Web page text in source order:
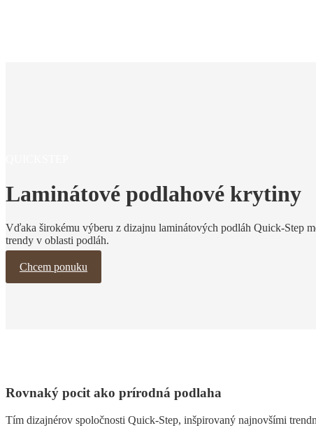
Laminátové podlahové krytiny
Vďaka širokému výberu z dizajnu laminátových podláh Quick-Step
trendy v oblasti podláh.
Chcem ponuku
Rovnaký pocit ako prírodná podlaha
Tím dizajnérov spoločnosti Quick-Step, inšpirovaný najnovšími